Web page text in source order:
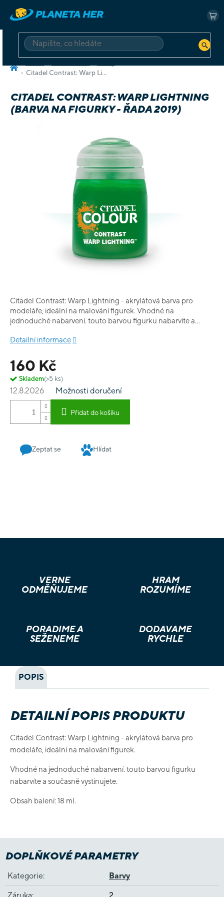
obsah
HLEDAT
Citadel Contrast: Warp Lightning (barva na figurky - řada 2019)
CITADEL CONTRAST: WARP LIGHTNING
(BARVA NA FIGURKY - ŘADA 2019)
160 Kč
Skladem(>5 ks)
12.8.2026 Možnosti doručení
Přidat do košíku
Citadel Contrast: Warp Lightning - akrylátová barva pro
modeláře, ideální na malování figurek. Vhodné na
jednoduché nabarvení. touto barvou figurku nabarvíte a
Detailní informace
Zeptat se Hlídat
VĚRNÉ
ODMĚŇUJEME
HRÁM
ROZUMÍME
PORADÍME A
SEŽENEME
DODÁVÁME
RYCHLE
POPIS
DETAILNÍ POPIS PRODUKTU
Citadel Contrast: Warp Lightning - akrylátová barva pro
modeláře, ideální na malování figurek.
Vhodné na jednoduché nabarvení. touto barvou figurku
nabarvíte a současně vystínujete.
Obsah balení: 18 ml.
DOPLŇKOVÉ PARAMETRY
Kategorie: Barvy